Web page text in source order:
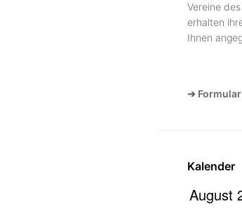
Vereine
erhalten
Ihnen
➔
Kalender